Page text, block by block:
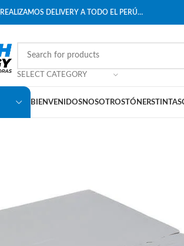
REALIZAMOS DELIVERY A TODO EL PERÚ…
SELECT CATEGORY
BIENVENIDOSNOSOTROSTÓNERSTINTAS